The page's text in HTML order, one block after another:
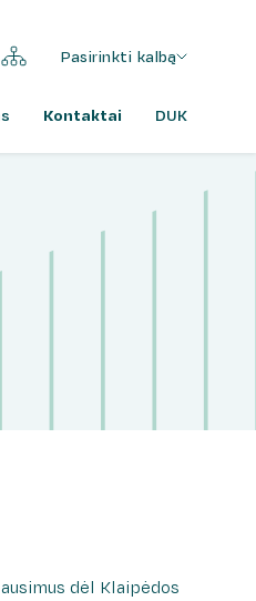
Pasirinkti kalbą
Kontaktai DUK
dėl Klaipėdos